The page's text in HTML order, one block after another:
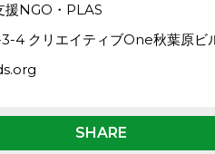
援NGO・PLAS
4 クリエイティブOne秋葉原ビ
SHARE